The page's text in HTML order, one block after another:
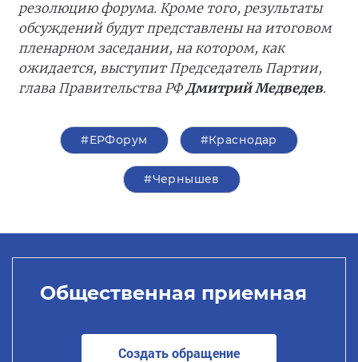
резолюцию форума. Кроме того, результаты
обсуждений будут представлены на итоговом
пленарном заседании, на котором, как
ожидается, выступит Председатель Партии,
глава Правительства РФДмитрий Медведев.
#ЕРФорум #Краснодар
#Чернышев
Общественная приемная
Создать обращение